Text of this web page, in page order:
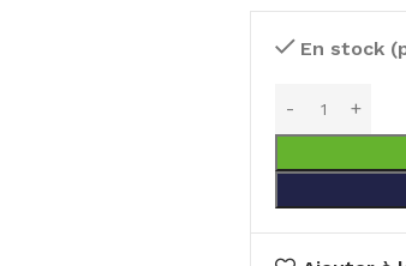
En stock